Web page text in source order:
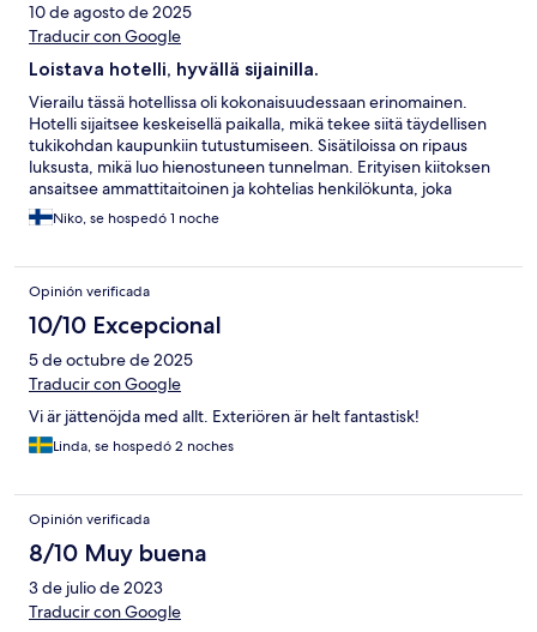
10 de agosto de 2025
Traducir con Google
Loistava hotelli, hyvällä sijainilla.
Vierailu tässä hotellissa oli kokonaisuudessaan erinomainen.
Hotelli sijaitsee keskeisellä paikalla, mikä tekee siitä täydellisen
tukikohdan kaupunkiin tutustumiseen. Sisätiloissa on ripaus
luksusta, mikä luo hienostuneen tunnelman. Erityisen kiitoksen
ansaitsee ammattitaitoinen ja kohtelias henkilökunta, joka
huolehti kaikista tarpeistani. Aamiainen oli myös aivan loistava ja
tarjosi mainion startin päivään. Ainoa pieni miinus oli huoneen
toimiva tuuletin, kunnon ilmastointi olisi ollut mukava lisä. Tämä
on kuitenkin pieni kauneusvirhe muuten täydellisessä
kokemuksessa. Suosittelen hotellia lämpimästi.
Niko, se hospedó 1 noche
Opinión verificada
10/10 Excepcional
5 de octubre de 2025
Traducir con Google
Vi är jättenöjda med allt. Exteriören är helt fantastisk!
Linda, se hospedó 2 noches
Opinión verificada
8/10 Muy buena
3 de julio de 2023
Traducir con Google